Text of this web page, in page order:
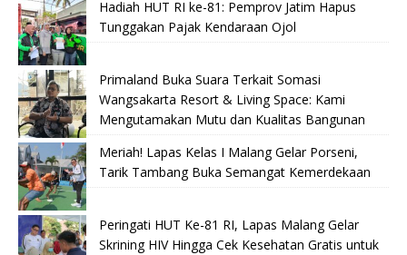
Hadiah HUT RI ke-81: Pemprov Jatim Hapus
Tunggakan Pajak Kendaraan Ojol
Primaland Buka Suara Terkait Somasi
Wangsakarta Resort & Living Space: Kami
Mengutamakan Mutu dan Kualitas Bangunan
Meriah! Lapas Kelas I Malang Gelar Porseni,
Tarik Tambang Buka Semangat Kemerdekaan
Peringati HUT Ke-81 RI, Lapas Malang Gelar
Skrining HIV Hingga Cek Kesehatan Gratis untuk